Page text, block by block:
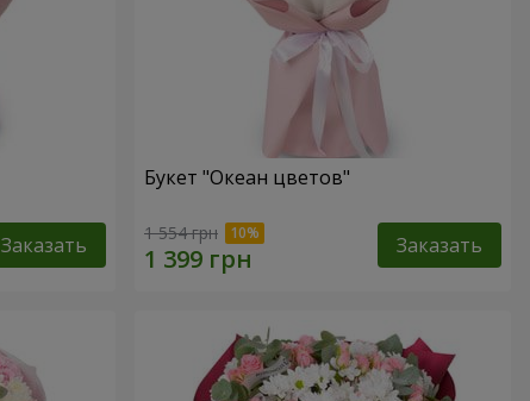
Заказать
Букет "Океан цветов"
1 554 грн Заказать